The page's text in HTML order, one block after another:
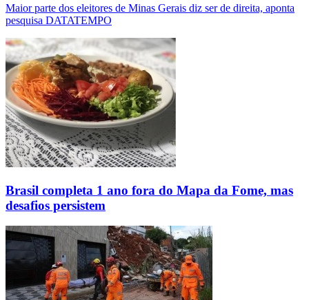
Maior parte dos eleitores de Minas Gerais diz ser de direita, aponta
pesquisa DATATEMPO
Brasil completa 1 ano fora do Mapa da Fome, mas
desafios persistem